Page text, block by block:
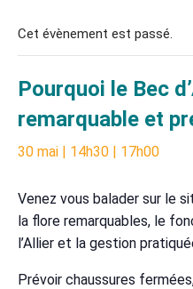
Cet évènement est passé.
Pourquoi le Bec
remarquable et
30 mai | 14h30 | 17h00
Venez vous balader sur le
la flore remarquables, le
l’Allier et la gestion
Prévoir chaussures